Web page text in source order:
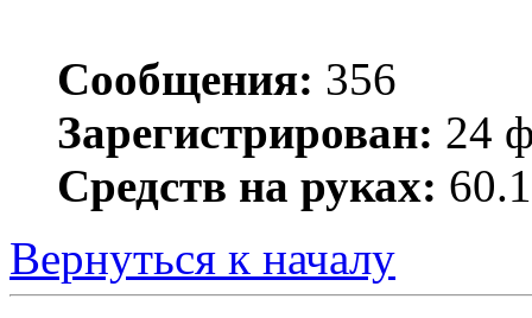
Сообщения: 356
Зарегистрирован: 24
Средств на руках:
Вернуться к началу